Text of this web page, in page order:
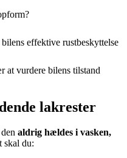
effektive rustbeskyttelse
at vurdere bilens tilstand
lakrester
aldrig hældes i vasken,
skal du: